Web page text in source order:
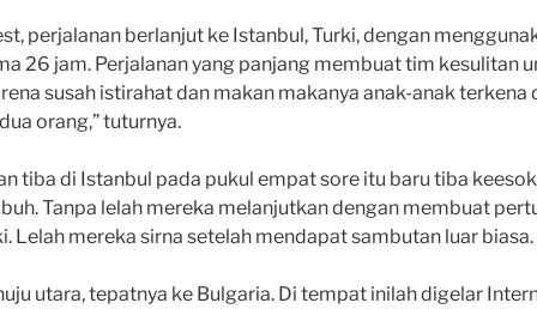
perjalanan berlanjut ke Istanbul, Turki, dengan
26 jam. Perjalanan yang panjang membuat tim kesulitan
susah istirahat dan makan makanya anak-anak terkena
orang,” tuturnya.
tiba di Istanbul pada pukul empat sore itu baru tiba
Tanpa lelah mereka melanjutkan dengan membuat
Lelah mereka sirna setelah mendapat sambutan luar biasa.
utara, tepatnya ke Bulgaria. Di tempat inilah digelar